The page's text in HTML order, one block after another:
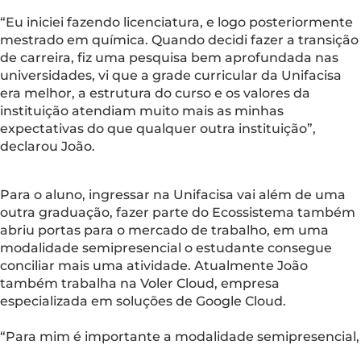
“Eu iniciei fazendo licenciatura, e logo posteriormente
mestrado em química. Quando decidi fazer a transição
de carreira, fiz uma pesquisa bem aprofundada nas
universidades, vi que a grade curricular da Unifacisa
era melhor, a estrutura do curso e os valores da
instituição atendiam muito mais as minhas
expectativas do que qualquer outra instituição”,
declarou João.
Para o aluno, ingressar na Unifacisa vai além de uma
outra graduação, fazer parte do Ecossistema também
abriu portas para o mercado de trabalho, em uma
modalidade semipresencial o estudante consegue
conciliar mais uma atividade. Atualmente João
também trabalha na Voler Cloud, empresa
especializada em soluções de Google Cloud.
“Para mim é importante a modalidade semipresencial,